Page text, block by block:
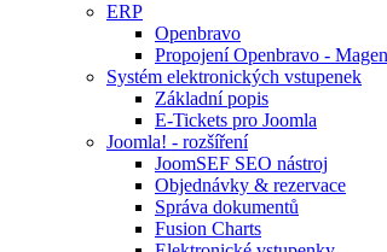
ERP
Openbravo
Propojení Openbravo -
Systém elektronických vstupenek
Základní popis
E-Tickets pro Joomla
Joomla! - rozšíření
JoomSEF SEO nástroj
Objednávky & rezervace
Správa dokumentů
Fusion Charts